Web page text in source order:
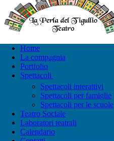
Home
La compagnia
Portfolio
Spettacoli
Spettacoli interattivi
Spettacoli per famiglie
Spettacoli per le scuole
Teatro Sociale
Laboratori teatrali
Calendario